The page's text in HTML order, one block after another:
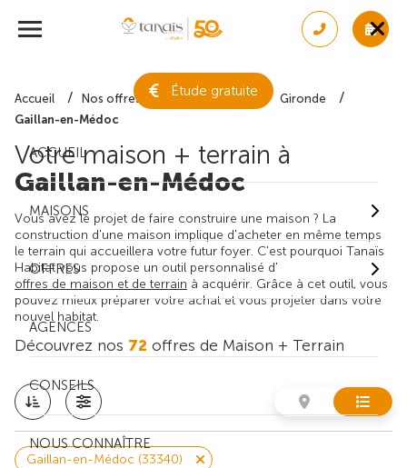
Étude gratuite
ACCUEIL
MAISONS
OFFRES
AGENCES
CONSEILS
NOUS CONNAÎTRE
Accueil Nos offres de maison + terrain
Gironde
Gaillan-en-Médoc
Votre maison + terrain à
Gaillan-en-Médoc
Vous avez le projet de faire construire une maison ? La
construction d'une maison implique d'acheter en même temps
le terrain qui accueillera votre futur foyer. C'est pourquoi Tanaïs
Habitat vous propose un outil personnalisé d'
offres de maison et de terrain à acquérir. Grâce à cet outil, vous
pouvez mieux préparer votre achat et vous projeter dans votre
nouvel habitat.
Découvrez nos 72 offres de Maison + Terrain
Gaillan-en-Médoc (33340)